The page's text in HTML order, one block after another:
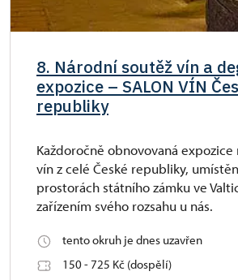
8. Národní soutěž vín a
expozice – SALON VÍN
republiky
Každoročně obnovovaná
vín z celé České republiky,
prostorách státního zámku ve
zařízením svého rozsahu u nás.
tento okruh je dnes uzavřen
150 - 725 Kč (dospělí)